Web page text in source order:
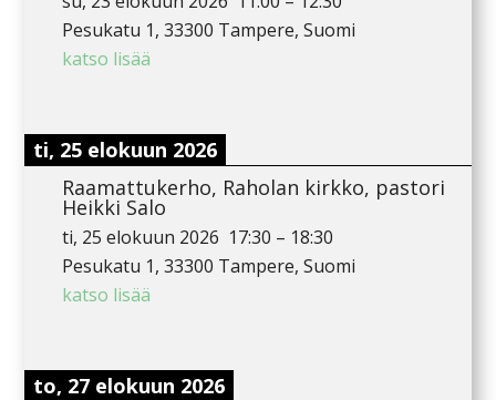
Pesukatu 1, 33300 Tampere, Suomi
katso lisää
ti, 25 elokuun 2026
Raamattukerho, Raholan kirkko, pastori
Heikki Salo
ti, 25 elokuun 2026 17:30 – 18:30
Pesukatu 1, 33300 Tampere, Suomi
katso lisää
to, 27 elokuun 2026